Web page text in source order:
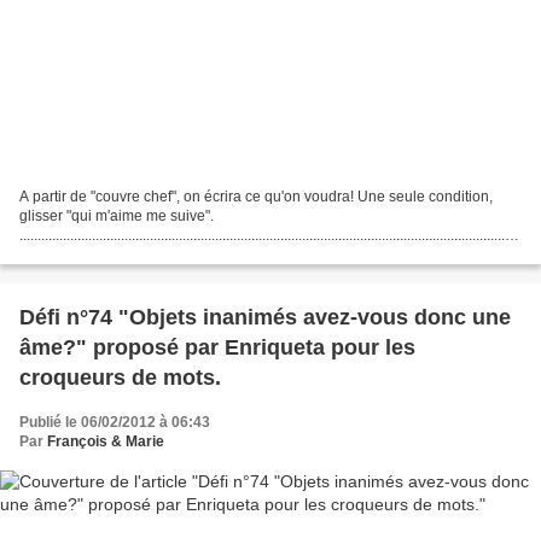
A partir de "couvre chef", on écrira ce qu'on voudra! Une seule condition,
glisser "qui m'aime me suive".
Défi n°74 "Objets inanimés avez-vous donc une
âme?" proposé par Enriqueta pour les
croqueurs de mots.
Publié le 06/02/2012 à 06:43
Par François & Marie